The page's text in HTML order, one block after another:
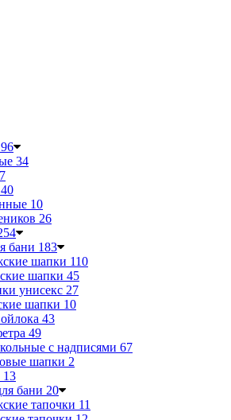
96
34
7
40
10
26
бани 183
шапки 110
шапки 45
унисекс 27
шапки 10
43
49
с надписями 67
шапки 2
13
бани 20
тапочки 11